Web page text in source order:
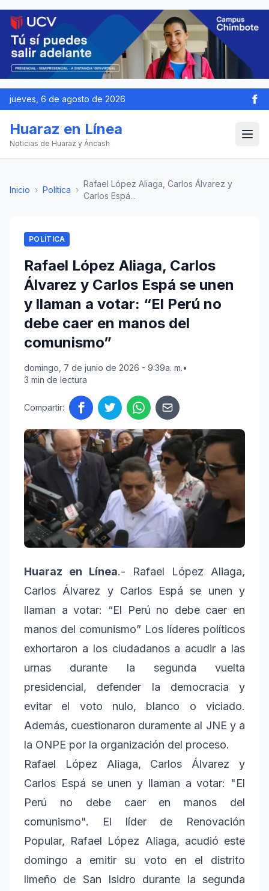
jueves, 6 de agosto de 2026
Huaraz en Línea
Noticias de Huaraz y Áncash
Inicio › Política ›
Rafael López Aliaga, Carlos Álvarez y
Carlos Espá...
POLÍTICA
Rafael López Aliaga, Carlos
Álvarez y Carlos Espá se unen
y llaman a votar: “El Perú no
debe caer en manos del
comunismo”
domingo, 7 de junio de 2026 - 9:39a. m.•
3 min de lectura
Compartir:
Huaraz en Línea.- Rafael López Aliaga,
Carlos Álvarez y Carlos Espá se unen y
llaman a votar: “El Perú no debe caer en
manos del comunismo” Los líderes políticos
exhortaron a los ciudadanos a acudir a las
urnas durante la segunda vuelta
presidencial, defender la democracia y
evitar el voto nulo, blanco o viciado.
Además, cuestionaron duramente al JNE y a
la ONPE por la organización del proceso.
Rafael López Aliaga, Carlos Álvarez y
Carlos Espá se unen y llaman a votar: "El
Perú no debe caer en manos del
comunismo". El líder de Renovación
Popular, Rafael López Aliaga, acudió este
domingo a emitir su voto en el distrito
limeño de San Isidro durante la segunda